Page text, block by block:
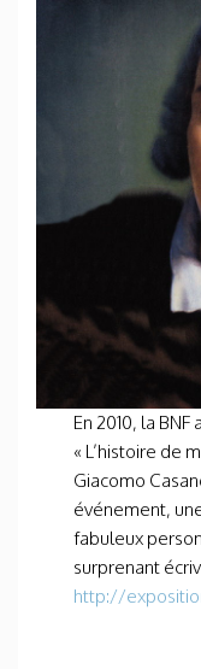
En 2010, la
« L’histoire de
Giacomo
événement,
fabuleux
surprenant
http://